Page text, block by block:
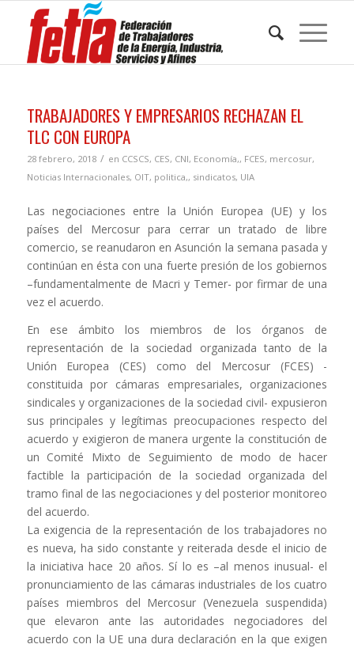
TRABAJADORES Y EMPRESARIOS RECHAZAN EL
TLC CON EUROPA
28 febrero, 2018 / en CCSCS, CES, CNI, Economía,, FCES, mercosur,
Noticias Internacionales, OIT, politica,, sindicatos, UIA
Las negociaciones entre la Unión Europea (UE) y los
países del Mercosur para cerrar un tratado de libre
comercio, se reanudaron en Asunción la semana pasada y
continúan en ésta con una fuerte presión de los gobiernos
–fundamentalmente de Macri y Temer- por firmar de una
vez el acuerdo.
En ese ámbito los miembros de los órganos de
representación de la sociedad organizada tanto de la
Unión Europea (CES) como del Mercosur (FCES) -
constituida por cámaras empresariales, organizaciones
sindicales y organizaciones de la sociedad civil- expusieron
sus principales y legítimas preocupaciones respecto del
acuerdo y exigieron de manera urgente la constitución de
un Comité Mixto de Seguimiento de modo de hacer
factible la participación de la sociedad organizada del
tramo final de las negociaciones y del posterior monitoreo
del acuerdo.
La exigencia de la representación de los trabajadores no
es nueva, ha sido constante y reiterada desde el inicio de
la iniciativa hace 20 años. Sí lo es –al menos inusual- el
pronunciamiento de las cámaras industriales de los cuatro
países miembros del Mercosur (Venezuela suspendida)
que elevaron ante las autoridades negociadores del
acuerdo con la UE una dura declaración en la que exigen